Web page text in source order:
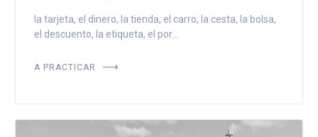
la tarjeta, el dinero, la tienda, el carro, la cesta, la bolsa,
el descuento, la etiqueta, el por...
A PRACTICAR